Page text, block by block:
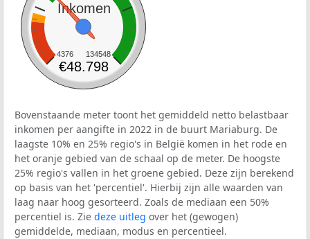
Inkomen
4376 134548
€48.798
Bovenstaande meter toont het gemiddeld netto belastbaar
inkomen per aangifte in 2022 in de buurt Mariaburg. De
laagste 10% en 25% regio's in België komen in het rode en
het oranje gebied van de schaal op de meter. De hoogste
25% regio's vallen in het groene gebied. Deze zijn berekend
op basis van het 'percentiel'. Hierbij zijn alle waarden van
laag naar hoog gesorteerd. Zoals de mediaan een 50%
percentiel is. Zie deze uitleg over het (gewogen)
gemiddelde, mediaan, modus en percentieel.